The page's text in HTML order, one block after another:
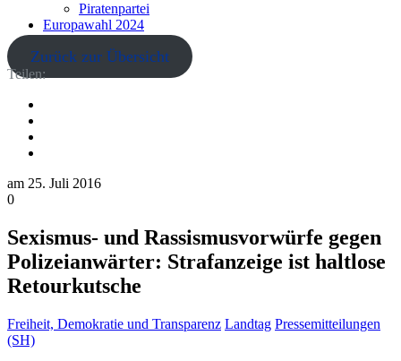
Piratenpartei
Europawahl 2024
Zurück zur Übersicht
Teilen:
am 25. Juli 2016
0
Sexismus- und Rassismusvorwürfe gegen
Polizeianwärter: Strafanzeige ist haltlose
Retourkutsche
Freiheit, Demokratie und Transparenz Landtag Pressemitteilungen
(SH)